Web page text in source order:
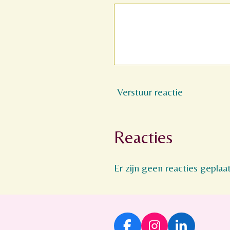
Verstuur reactie
Reacties
Er zijn geen reacties